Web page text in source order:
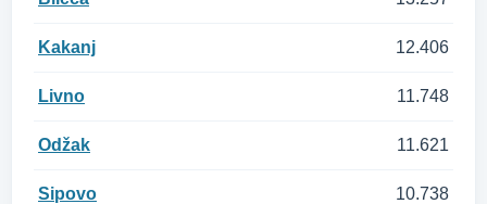
Kakanj 12.406
Livno 11.748
Odžak 11.621
Sipovo 10.738